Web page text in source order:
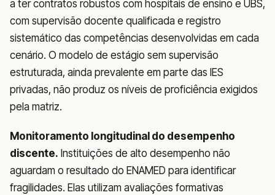
a ter contratos robustos com hospitais de ensino e UBS,
com supervisão docente qualificada e registro
sistemático das competências desenvolvidas em cada
cenário. O modelo de estágio sem supervisão
estruturada, ainda prevalente em parte das IES
privadas, não produz os níveis de proficiência exigidos
pela matriz.
Monitoramento longitudinal do desempenho
discente. Instituições de alto desempenho não
aguardam o resultado do ENAMED para identificar
fragilidades. Elas utilizam avaliações formativas